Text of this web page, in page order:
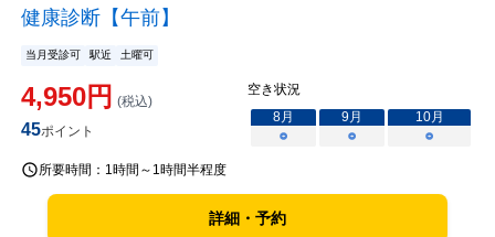
健康診断【午前】
当月受診可 駅近 土曜可
4,950円 (税込)
45ポイント
空き状況
8月 9月 10月
○
○ ○
所要時間： 1時間～1時間半程度
詳細・予約